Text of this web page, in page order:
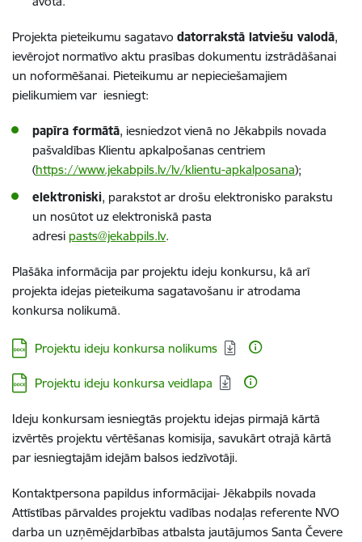
Projekta pieteikumu sagatavo datorrakstā latviešu valodā,
ievērojot normatīvo aktu prasības dokumentu izstrādāšanai
un noformēšanai. Pieteikumu ar nepieciešamajiem
pielikumiem var iesniegt:
papīra formātā, iesniedzot vienā no Jēkabpils novada
pašvaldības Klientu apkalpošanas centriem
(https://www.jekabpils.lv/lv/klientu-apkalposana);
elektroniski, parakstot ar drošu elektronisko parakstu
un nosūtot uz elektroniskā pasta
adresi pasts@jekabpils.lv.
Plašāka informācija par projektu ideju konkursu, kā arī
projekta idejas pieteikuma sagatavošanu ir atrodama
konkursa nolikumā.
Lejupielādēt:
Projektu ideju konkursa nolikums
Lejupielādēt:
Projektu ideju konkursa veidlapa
Ideju konkursam iesniegtās projektu idejas pirmajā kārtā
izvērtēs projektu vērtēšanas komisija, savukārt otrajā kārtā
par iesniegtajām idejām balsos iedzīvotāji.
Kontaktpersona papildus informācijai- Jēkabpils novada
Attīstības pārvaldes projektu vadības nodaļas referente NVO
darba un uzņēmējdarbības atbalsta jautājumos Santa Čevere